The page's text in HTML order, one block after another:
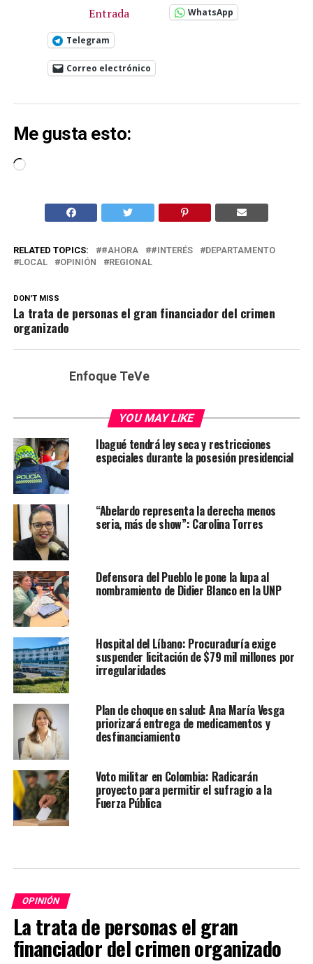
Entrada WhatsApp
Telegram
Correo electrónico
Me gusta esto:
Cargando...
RELATED TOPICS: #AHORA #INTERÉS
DEPARTAMENTO
LOCAL
OPINIÓN REGIONAL
DON'T MISS
La trata de personas el gran financiador del crimen
organizado
Enfoque TeVe
YOU MAY LIKE
Ibagué tendrá ley seca y restricciones
especiales durante la posesión presidencial
“Abelardo representa la derecha menos
seria, más de show”: Carolina Torres
Defensora del Pueblo le pone la lupa al
nombramiento de Didier Blanco en la UNP
Hospital del Líbano: Procuraduría exige
suspender licitación de $79 mil millones por
irregularidades
Plan de choque en salud: Ana María Vesga
priorizará entrega de medicamentos y
desfinanciamiento
Voto militar en Colombia: Radicarán
proyecto para permitir el sufragio a la
Fuerza Pública
OPINIÓN
La trata de personas el gran
financiador del crimen organizado